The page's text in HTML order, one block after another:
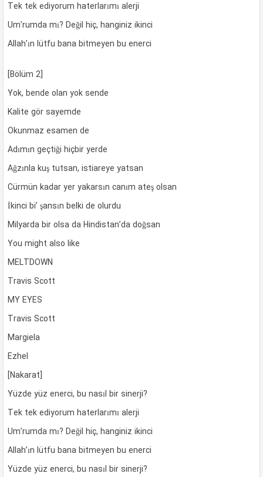
Tek tek ediyorum haterlarımı alerji
Um’rumda mı? Değil hiç, hanginiz ikinci
Allah’ın lütfu bana bitmeyen bu enerci
[Bölüm 2]
Yok, bende olan yok sende
Kalite gör sayemde
Okunmaz esamen de
Adımın geçtiği hiçbir yerde
Ağzınla kuş tutsan, istiareye yatsan
Cürmün kadar yer yakarsın canım ateş olsan
İkinci bi’ şansın belki de olurdu
Milyarda bir olsa da Hindistan’da doğsan
You might also like
MELTDOWN
Travis Scott
MY EYES
Travis Scott
Margiela
Ezhel
[Nakarat]
Yüzde yüz enerci, bu nasıl bir sinerji?
Tek tek ediyorum haterlarımı alerji
Um’rumda mı? Değil hiç, hanginiz ikinci
Allah’ın lütfu bana bitmeyen bu enerci
Yüzde yüz enerci, bu nasıl bir sinerji?